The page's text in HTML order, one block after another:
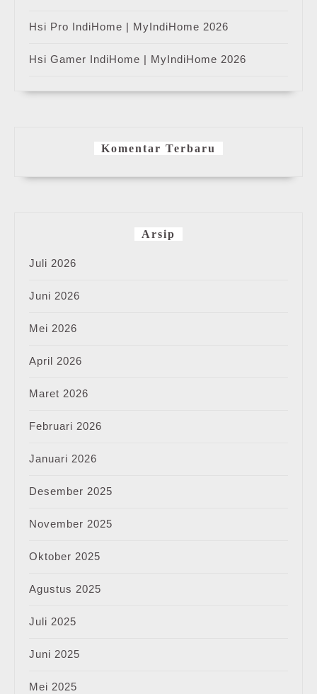
Hsi Pro IndiHome | MyIndiHome 2026
Hsi Gamer IndiHome | MyIndiHome 2026
Komentar Terbaru
Arsip
Juli 2026
Juni 2026
Mei 2026
April 2026
Maret 2026
Februari 2026
Januari 2026
Desember 2025
November 2025
Oktober 2025
Agustus 2025
Juli 2025
Juni 2025
Mei 2025